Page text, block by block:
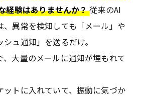
経験はありませんか？従来のAI
、異常を検知しても「メール」や
シュ通知」を送るだけ。
、大量のメールに通知が埋もれて
ットに入れていて、振動に気づか